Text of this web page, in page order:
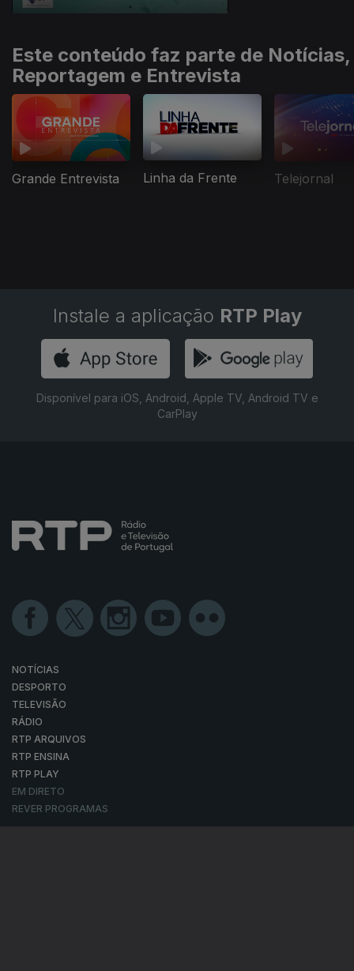
Este conteúdo faz parte de Notícias,
Reportagem e Entrevista
Grande Entrevista Linha da Frente Telejornal
Instale a aplicação RTP Play
Disponível para iOS, Android, Apple TV, Android TV e
CarPlay
NOTÍCIAS
DESPORTO
TELEVISÃO
RÁDIO
RTP ARQUIVOS
RTP ENSINA
RTP PLAY
EM DIRETO
REVER PROGRAMAS